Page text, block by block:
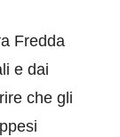
Fredda
e dai
che gli